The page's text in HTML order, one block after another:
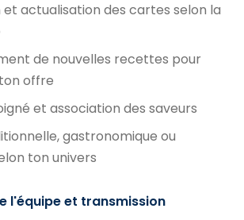
actualisation des cartes selon la
de nouvelles recettes pour
offre
et association des saveurs
gastronomique ou
ton univers
l'équipe et transmission